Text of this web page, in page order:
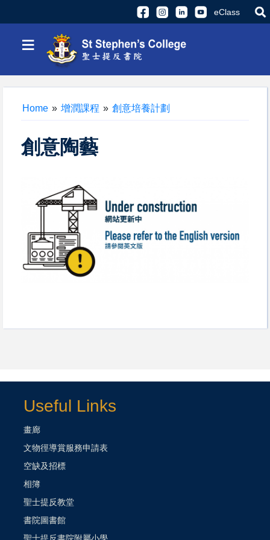
eClass
≡
Home » 增潤課程 » 創意培養計劃
創意陶藝
Useful Links
畫廊
文物徑導賞服務申請表
空缺及招標
相簿
聖士提反教堂
書院圖書館
聖士提反書院附屬小學